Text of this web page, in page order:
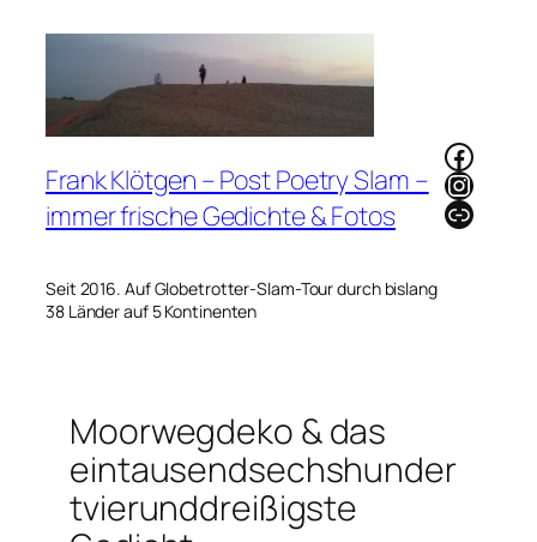
Frank Klötgen – Post Poetry Slam –
immer frische Gedichte & Fotos
Seit 2016. Auf Globetrotter-Slam-Tour durch bislang
38 Länder auf 5 Kontinenten
Link
Moorwegdeko & das
eintausendsechshunder
tvierunddreißigste